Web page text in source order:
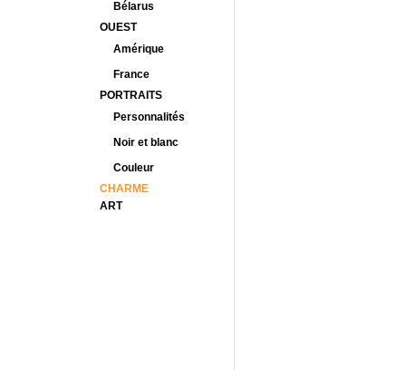
Bélarus
OUEST
Amérique
France
PORTRAITS
Personnalités
Noir et blanc
Couleur
CHARME
ART